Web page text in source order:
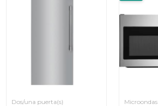
Dos/una puerta(s) Microondas